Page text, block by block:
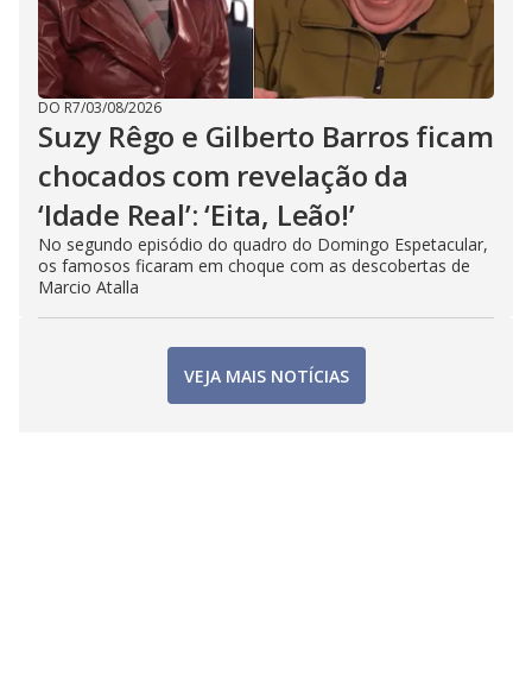
DO R7/03/08/2026
Suzy Rêgo e Gilberto Barros ficam
chocados com revelação da
‘Idade Real’: ‘Eita, Leão!’
No segundo episódio do quadro do Domingo Espetacular,
os famosos ficaram em choque com as descobertas de
Marcio Atalla
VEJA MAIS NOTÍCIAS